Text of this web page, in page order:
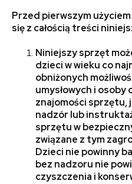
Przed pierwszym
się z całością treści
Niniejszy sprzęt
dzieci w wieku co
obniżonych
umysłowych i osoby
znajomości sprzętu,
nadzór lub
sprzętu w
związane z tym
Dzieci nie powinny
bez nadzoru nie
czyszczenia i